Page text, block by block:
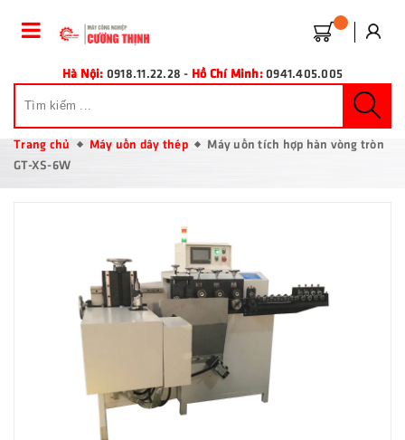
Hà Nội: 0918.11.22.28 - Hồ Chí Minh: 0941.405.005
Trang chủ Máy uốn dây thép
Máy uốn tích hợp hàn vòng tròn
GT-XS-6W